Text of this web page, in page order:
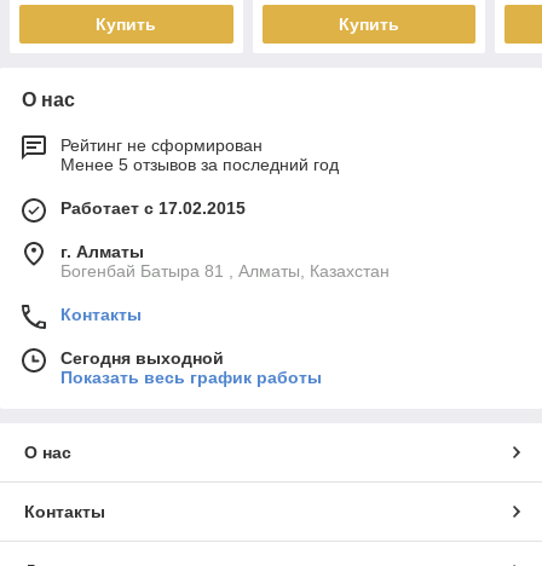
Купить Купить
О нас
Рейтинг не сформирован
Менее 5 отзывов за последний год
Работает с 17.02.2015
г. Алматы
Богенбай Батыра 81 , Алматы, Казахстан
Контакты
Сегодня выходной
Показать весь график работы
О нас
Контакты